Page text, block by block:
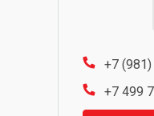
+7
+7 499